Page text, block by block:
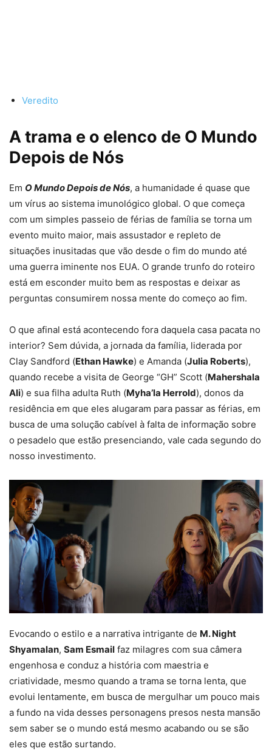
Veredito
A trama e o elenco de O Mundo
Depois de Nós
Em O Mundo Depois de Nós, a humanidade é quase que
um vírus ao sistema imunológico global. O que começa
com um simples passeio de férias de família se torna um
evento muito maior, mais assustador e repleto de
situações inusitadas que vão desde o fim do mundo até
uma guerra iminente nos EUA. O grande trunfo do roteiro
está em esconder muito bem as respostas e deixar as
perguntas consumirem nossa mente do começo ao fim.
O que afinal está acontecendo fora daquela casa pacata no
interior? Sem dúvida, a jornada da família, liderada por
Clay Sandford (Ethan Hawke) e Amanda (Julia Roberts),
quando recebe a visita de George “GH” Scott (Mahershala
Ali) e sua filha adulta Ruth (Myha’la Herrold), donos da
residência em que eles alugaram para passar as férias, em
busca de uma solução cabível à falta de informação sobre
o pesadelo que estão presenciando, vale cada segundo do
nosso investimento.
Evocando o estilo e a narrativa intrigante de M. Night
Shyamalan, Sam Esmail faz milagres com sua câmera
engenhosa e conduz a história com maestria e
criatividade, mesmo quando a trama se torna lenta, que
evolui lentamente, em busca de mergulhar um pouco mais
a fundo na vida desses personagens presos nesta mansão
sem saber se o mundo está mesmo acabando ou se são
eles que estão surtando.